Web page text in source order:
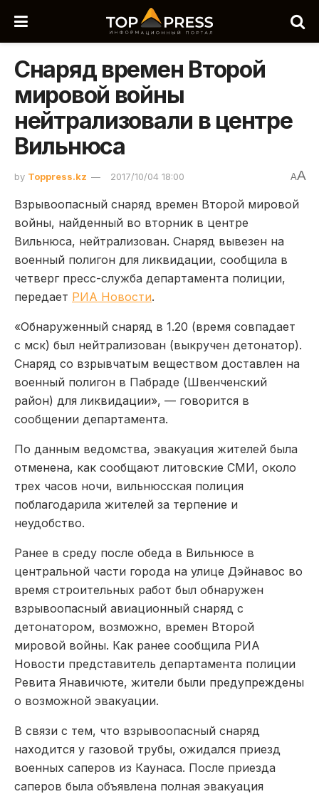
Снаряд времен Второй
мировой войны
нейтрализовали в центре
Вильнюса
by Toppress.kz 2017/10/04 18:00 AA
Взрывоопасный снаряд времен Второй мировой
войны, найденный во вторник в центре
Вильнюса, нейтрализован. Снаряд вывезен на
военный полигон для ликвидации, сообщила в
четверг пресс-служба департамента полиции,
передает РИА Новости.
«Обнаруженный снаряд в 1.20 (время совпадает
с мск) был нейтрализован (выкручен детонатор).
Снаряд со взрывчатым веществом доставлен на
военный полигон в Пабраде (Швенченский
район) для ликвидации», — говорится в
сообщении департамента.
По данным ведомства, эвакуация жителей была
отменена, как сообщают литовские СМИ, около
трех часов ночи, вильнюсская полиция
поблагодарила жителей за терпение и
неудобство.
Ранее в среду после обеда в Вильнюсе в
центральной части города на улице Дэйнавос во
время строительных работ был обнаружен
взрывоопасный авиационный снаряд с
детонатором, возможно, времен Второй
мировой войны. Как ранее сообщила РИА
Новости представитель департамента полиции
Ревита Янавичюте, жители были предупреждены
о возможной эвакуации.
В связи с тем, что взрывоопасный снаряд
находится у газовой трубы, ожидался приезд
военных саперов из Каунаса. После приезда
саперов была объявлена полная эвакуация